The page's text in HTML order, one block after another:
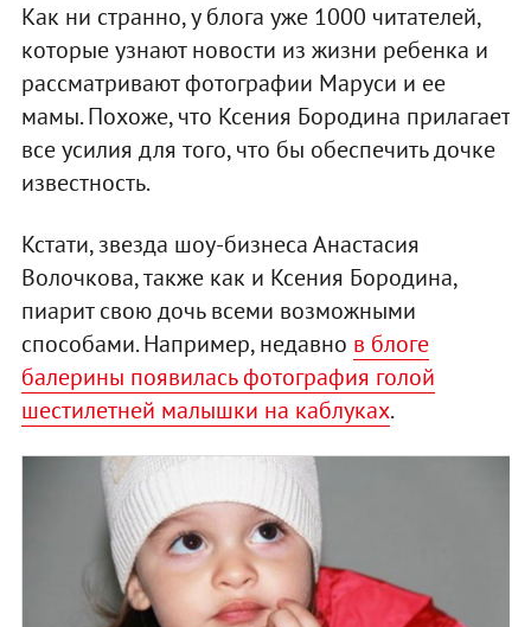
Как ни странно, у блога уже 1000 читателей,
которые узнают новости из жизни ребенка и
рассматривают фотографии Маруси и ее
мамы. Похоже, что Ксения Бородина прилагает
все усилия для того, что бы обеспечить дочке
известность.
Кстати, звезда шоу-бизнеса Анастасия
Волочкова, также как и Ксения Бородина,
пиарит свою дочь всеми возможными
способами. Например, недавно в блоге
балерины появилась фотография голой
шестилетней малышки на каблуках.